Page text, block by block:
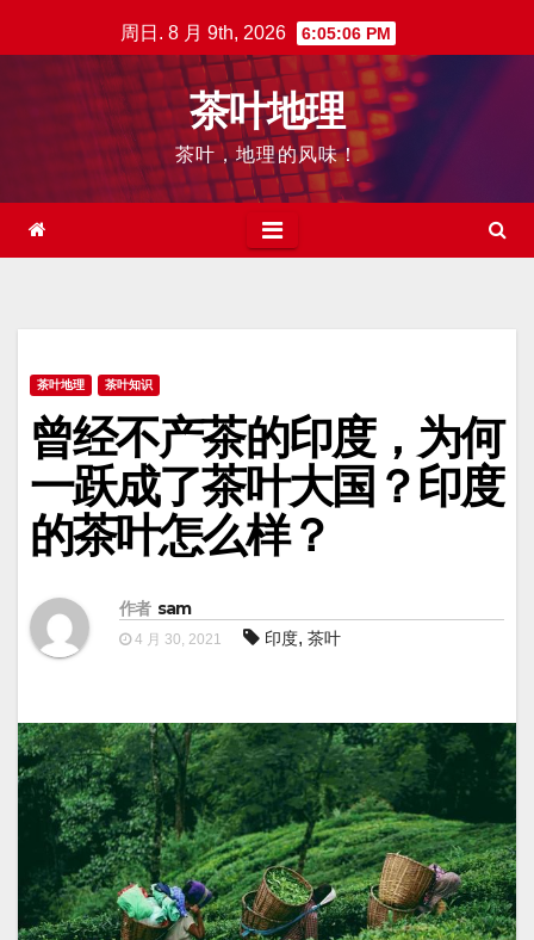
至
周日. 8 月 9th, 2026 6:05:07 PM
茶叶地理
茶叶，地理的风味！
茶叶地理 茶叶知识
曾经不产茶的印度，为何
一跃成了茶叶大国？印度
的茶叶怎么样？
作者 sam
4 月 30, 2021 印度, 茶叶